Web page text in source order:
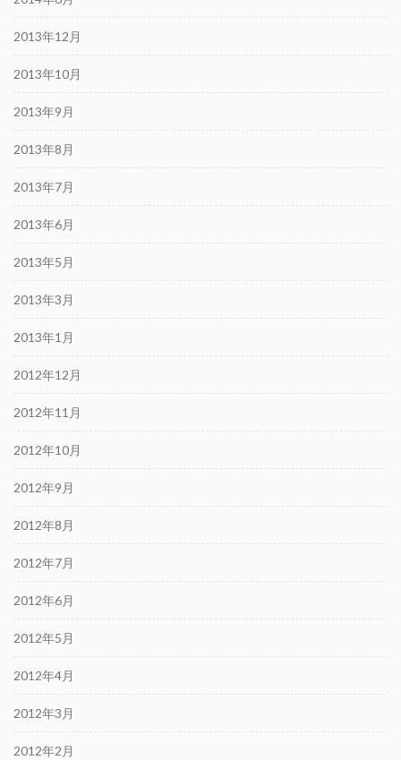
2013年12月
2013年10月
2013年9月
2013年8月
2013年7月
2013年6月
2013年5月
2013年3月
2013年1月
2012年12月
2012年11月
2012年10月
2012年9月
2012年8月
2012年7月
2012年6月
2012年5月
2012年4月
2012年3月
2012年2月